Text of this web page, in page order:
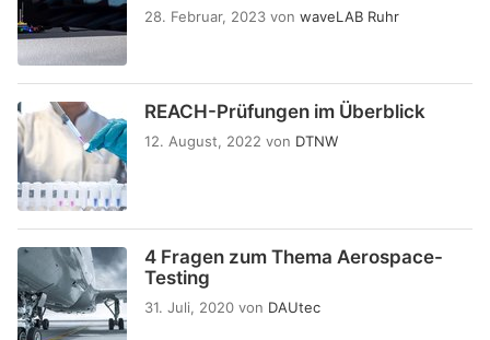
28. Februar, 2023 von waveLAB Ruhr
REACH-Prüfungen im Überblick
12. August, 2022 von DTNW
4 Fragen zum Thema Aerospace-
Testing
31. Juli, 2020 von DAUtec